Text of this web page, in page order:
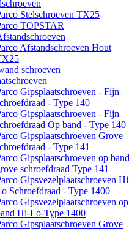
Stelschroeven TX25
TOPSTAR
Afstandschroeven Hout
schroeven
Gipsplaatschroeven - Fijn
- Type 140
Gipsplaatschroeven - Fijn
Op band - Type 140
Gipsplaatschroeven Grove
- Type 141
Gipsplaatschroeven op band
schroefdraad Type 141
Gipsvezelplaatschroeven
Schroefdraad - Type 1400
Gipsvezelplaatschroeven op
Hi-Lo-Type 1400
Gipsplaatschroeven Grove